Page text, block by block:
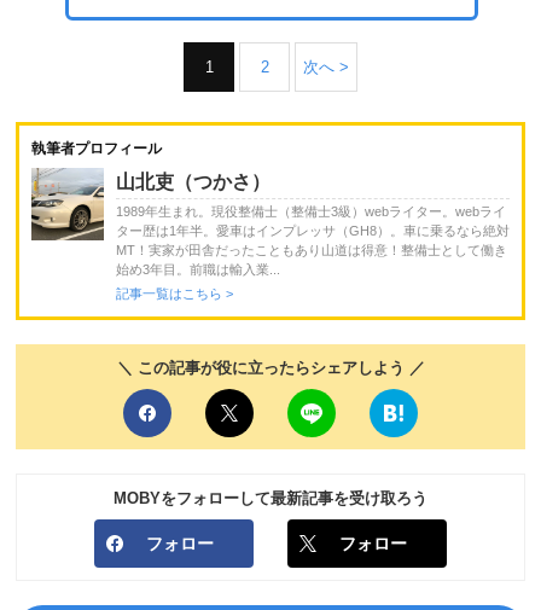
1 2 次へ >
執筆者プロフィール
山北吏（つかさ）
1989年生まれ。現役整備士（整備士3級）webライター。webライ
ター歴は1年半。愛車はインプレッサ（GH8）。車に乗るなら絶対
MT！実家が田舎だったこともあり山道は得意！整備士として働き
始め3年目。前職は輸入業...
記事一覧はこちら >
＼ この記事が役に立ったらシェアしよう ／
MOBYをフォローして最新記事を受け取ろう
フォロー フォロー